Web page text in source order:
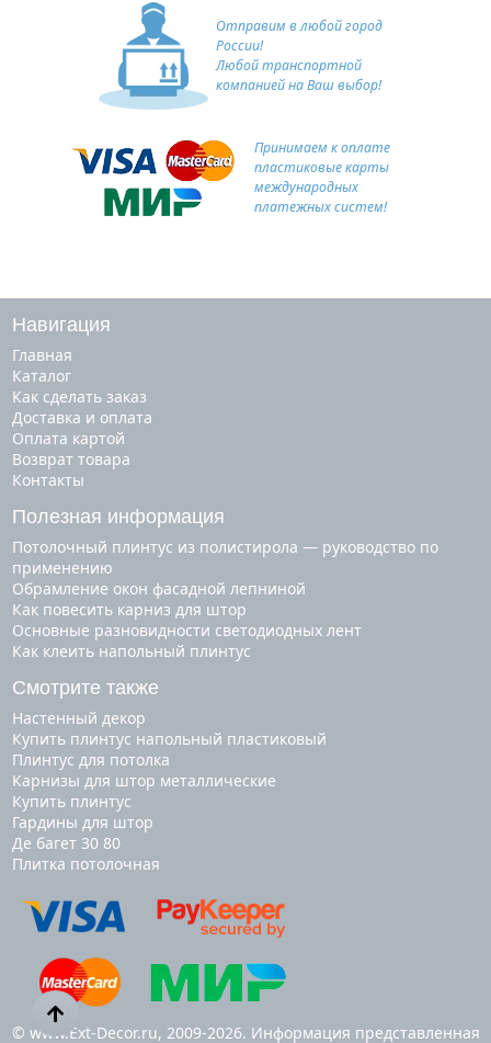
Отправим в любой город
России!
Любой транспортной
компанией на Ваш выбор!
Принимаем к оплате
пластиковые карты
международных
платежных систем!
Навигация
Главная
Каталог
Как сделать заказ
Доставка и оплата
Оплата картой
Возврат товара
Контакты
Полезная информация
Потолочный плинтус из полистирола — руководство по
применению
Обрамление окон фасадной лепниной
Как повесить карниз для штор
Основные разновидности светодиодных лент
Как клеить напольный плинтус
Смотрите также
настенный декор
купить плинтус напольный пластиковый
плинтус для потолка
карнизы для штор металлические
купить плинтус
гардины для штор
де багет 30 80
плитка потолочная
© www.Ext-Decor.ru, 2009-2026. Информация представленная